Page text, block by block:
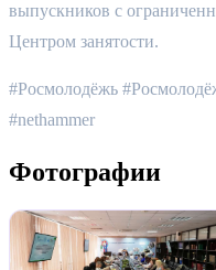
выпускников с
Центром занятости.
#Росмолодёжь
#nethammer
Фотографии